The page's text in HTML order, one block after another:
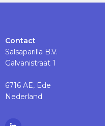
Contact
Salsaparilla B.V.
Galvanistraat 1
6716 AE, Ede
Nederland